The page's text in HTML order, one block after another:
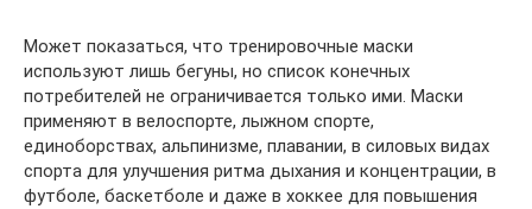
Может показаться, что тренировочные маски
используют лишь бегуны, но список конечных
потребителей не ограничивается только ими. Маски
применяют в велоспорте, лыжном спорте,
единоборствах, альпинизме, плавании, в силовых видах
спорта для улучшения ритма дыхания и концентрации, в
футболе, баскетболе и даже в хоккее для повышения